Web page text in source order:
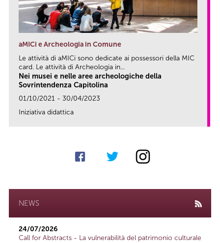
aMICi e Archeologia in Comune
Le attività di aMICi sono dedicate ai possessori della MIC
card. Le attività di Archeologia in...
Nei musei e nelle aree archeologiche della
Sovrintendenza Capitolina
01/10/2021 - 30/04/2023
Iniziativa didattica
NEWS
24/07/2026
Call for Abstracts - La vulnerabilità del patrimonio culturale